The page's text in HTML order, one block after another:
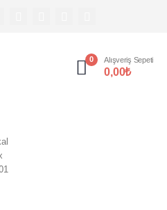
0 Alışveriş Sepeti
0,00₺